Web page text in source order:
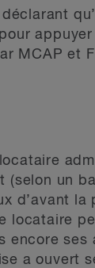
déclarant
MCAP et
(selon un
d’avant la
locataire
encore
a ouvert